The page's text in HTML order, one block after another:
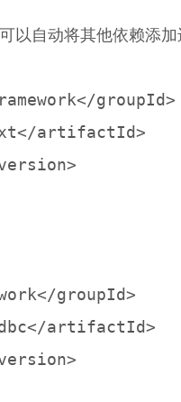
自动将其他依赖添
artifactId>
groupId>